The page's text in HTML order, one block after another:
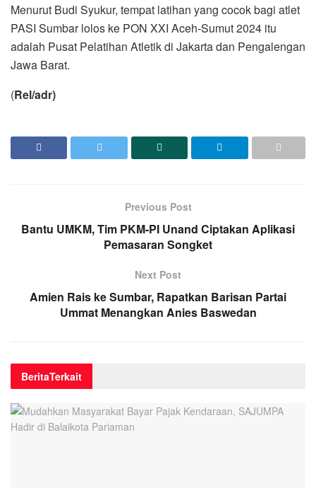
Menurut Budi Syukur, tempat latihan yang cocok bagi atlet
PASI Sumbar lolos ke PON XXI Aceh-Sumut 2024 itu
adalah Pusat Pelatihan Atletik di Jakarta dan Pengalengan
Jawa Barat.
(Rel/adr)
Previous Post
Bantu UMKM, Tim PKM-PI Unand Ciptakan Aplikasi
Pemasaran Songket
Next Post
Amien Rais ke Sumbar, Rapatkan Barisan Partai
Ummat Menangkan Anies Baswedan
BeritaTerkait